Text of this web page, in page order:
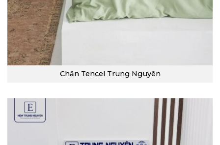
Chăn Tencel Trung Nguyên